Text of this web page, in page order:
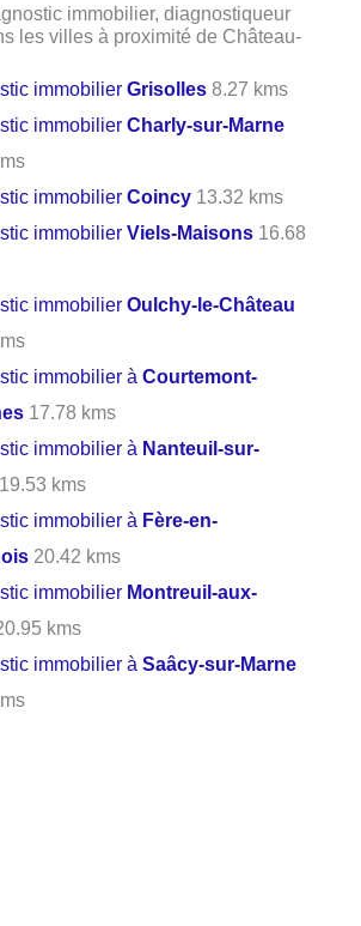
immobilier, diagnostiqueur
les villes à proximité de Château-
immobilierGrisolles 8.27 kms
immobilierCharly-sur-Marne
immobilierCoincy 13.32 kms
immobilierViels-Maisons 16.68
immobilierOulchy-le-Château
immobilier àCourtemont-
17.78 kms
immobilier à Nanteuil-sur-
19.53 kms
immobilier à Fère-en-
20.42 kms
immobilier Montreuil-aux-
kms
immobilier àSaâcy-sur-Marne